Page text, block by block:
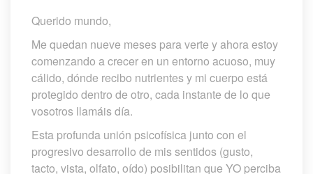
Querido mundo,
Me quedan nueve meses para verte y ahora estoy
comenzando a crecer en un entorno acuoso, muy
cálido, dónde recibo nutrientes y mi cuerpo está
protegido dentro de otro, cada instante de lo que
vosotros llamáis día.
Esta profunda unión psicofísica junto con el
progresivo desarrollo de mis sentidos (gusto,
tacto, vista, olfato, oído) posibilitan que YO perciba